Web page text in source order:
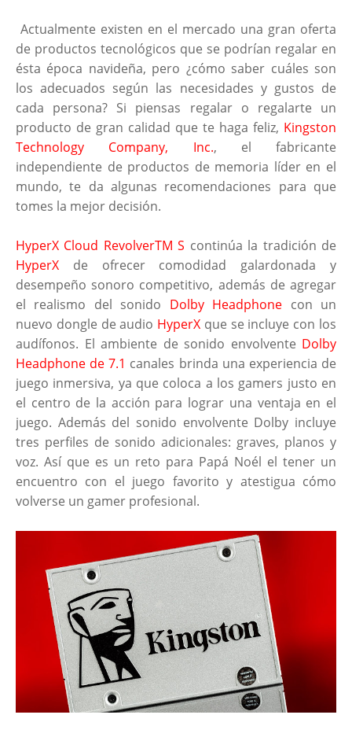
Actualmente existen en el mercado una gran oferta
de productos tecnológicos que se podrían regalar en
ésta época navideña, pero ¿cómo saber cuáles son
los adecuados según las necesidades y gustos de
cada persona? Si piensas regalar o regalarte un
producto de gran calidad que te haga feliz, Kingston
Technology Company, Inc., el fabricante
independiente de productos de memoria líder en el
mundo, te da algunas recomendaciones para que
tomes la mejor decisión.
HyperX Cloud RevolverTM S continúa la tradición de
HyperX de ofrecer comodidad galardonada y
desempeño sonoro competitivo, además de agregar
el realismo del sonido Dolby Headphone con un
nuevo dongle de audio HyperX que se incluye con los
audífonos. El ambiente de sonido envolvente Dolby
Headphone de 7.1 canales brinda una experiencia de
juego inmersiva, ya que coloca a los gamers justo en
el centro de la acción para lograr una ventaja en el
juego. Además del sonido envolvente Dolby incluye
tres perfiles de sonido adicionales: graves, planos y
voz. Así que es un reto para Papá Noél el tener un
encuentro con el juego favorito y atestigua cómo
volverse un gamer profesional.